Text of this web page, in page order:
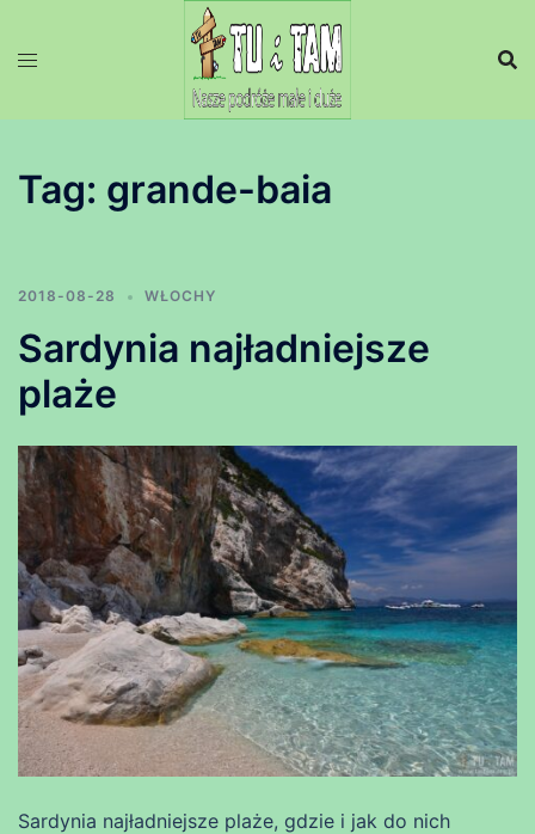
Tag: grande-baia
2018-08-28 WŁOCHY
Sardynia najładniejsze
plaże
Sardynia najładniejsze plaże, gdzie i jak do nich